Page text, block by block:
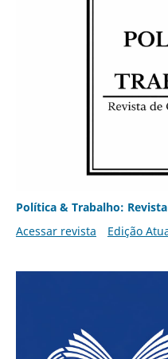
Política & Trabalho:
Acessar revista
Edição